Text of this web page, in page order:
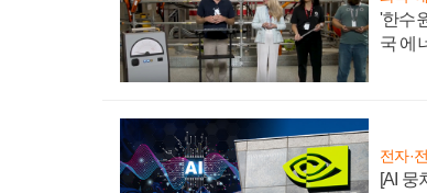
'한수
국 에
전자·
[AI 뭉